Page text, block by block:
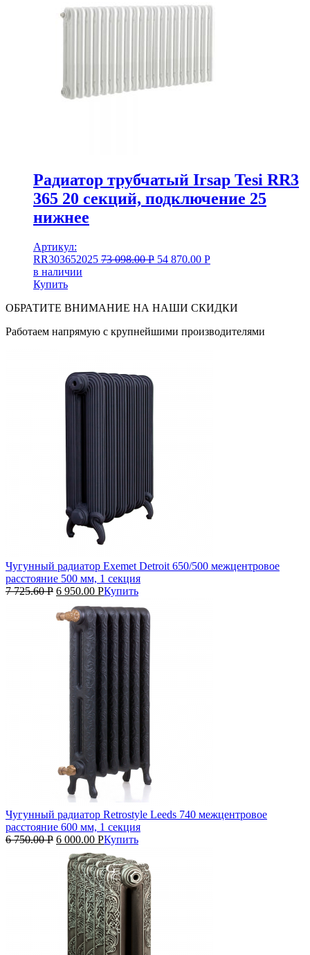
Радиатор трубчатый Irsap Tesi RR3
365 20 секций, подключение 25
нижнее
Артикул:
RR303652025 73 098.00Р 54 870.00 Р
в наличии
Купить
ОБРАТИТЕ ВНИМАНИЕ НА НАШИ СКИДКИ
Работаем напрямую с крупнейшими производителями
Чугунный радиатор Exemet Detroit 650/500 межцентровое
расстояние 500 мм, 1 секция
7 725.60Р 6 950.00 РКупить
Чугунный радиатор Retrostyle Leeds 740 межцентровое
расстояние 600 мм, 1 секция
6 750.00Р 6 000.00 РКупить